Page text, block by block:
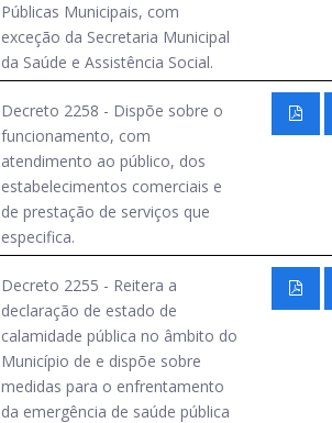
Públicas Municipais, com
exceção da Secretaria Municipal
da Saúde e Assistência Social.
Decreto 2258 - Dispõe sobre o
funcionamento, com
atendimento ao público, dos
estabelecimentos comerciais e
de prestação de serviços que
especifica.
Decreto 2255 - Reitera a
declaração de estado de
calamidade pública no âmbito do
Município de e dispõe sobre
medidas para o enfrentamento
da emergência de saúde pública